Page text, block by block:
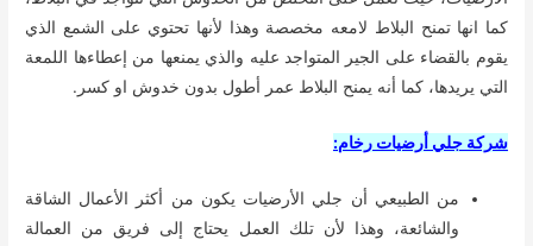
كما انها تمنح البلاط لامعه مخصصة وهذا لأنها تحتوي على الشمع الذي
يقوم بالقضاء على الجير المتواجد عليه والذي يمنعها من إعطاءها اللمعة
التي يريدها، كما أنه يمنح البلاط عمر أطول بدون خدوش او كسر.
شركة جلي أرضيات رخام:
من الطبيعي أن جلي الأرضيات يكون من أكثر الأعمال الشاقة
والشائعة، وهذا لأن تلك العمل يحتاج إلى فريق من العمالة